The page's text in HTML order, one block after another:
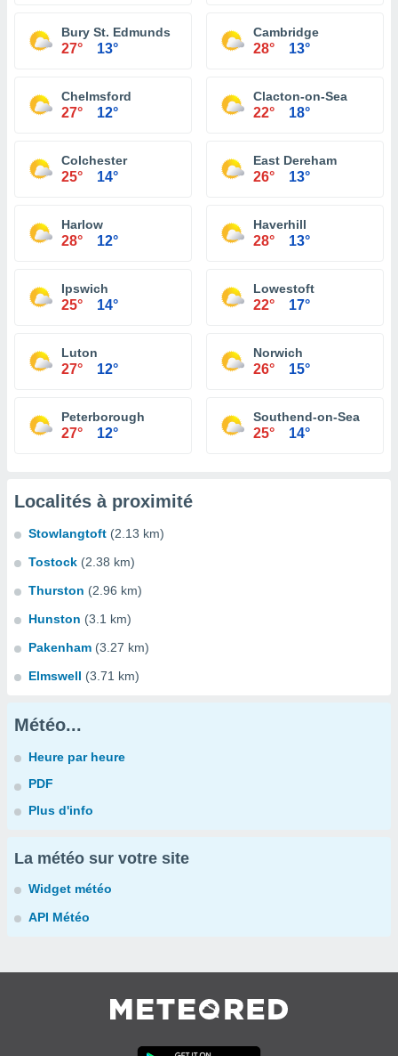
Bury St. Edmunds
27° 13°
Cambridge
28° 13°
Chelmsford
27° 12°
Clacton-on-Sea
22° 18°
Colchester
25° 14°
East Dereham
26° 13°
Harlow
28° 12°
Haverhill
28° 13°
Ipswich
25° 14°
Lowestoft
22° 17°
Luton
27° 12°
Norwich
26° 15°
Peterborough
27° 12°
Southend-on-Sea
25° 14°
Localités à proximité
Stowlangtoft (2.13 km)
Tostock (2.38 km)
Thurston (2.96 km)
Hunston (3.1 km)
Pakenham (3.27 km)
Elmswell (3.71 km)
Météo...
Heure par heure
PDF
Plus d'info
La météo sur votre site
Widget météo
API Météo